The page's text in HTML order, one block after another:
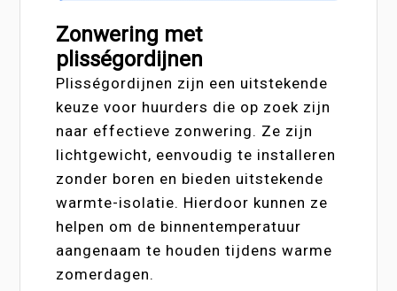
Zonwering met
plisségordijnen
Plisségordijnen zijn een uitstekende
keuze voor huurders die op zoek zijn
naar effectieve zonwering. Ze zijn
lichtgewicht, eenvoudig te installeren
zonder boren en bieden uitstekende
warmte-isolatie. Hierdoor kunnen ze
helpen om de binnentemperatuur
aangenaam te houden tijdens warme
zomerdagen.